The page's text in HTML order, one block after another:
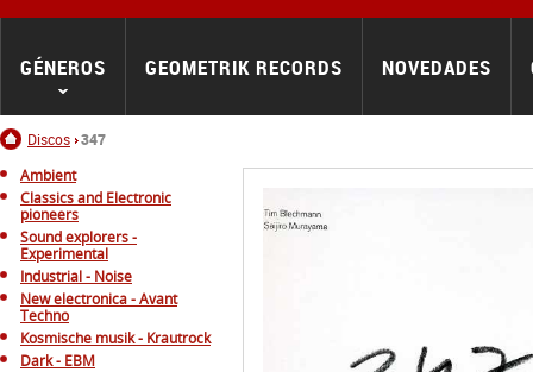
Inicio
Discos 347
GÉNEROS GEOMETRIK RECORDS NOVEDADES
Ambient
Classics and Electronic
pioneers
Sound explorers -
Experimental
Industrial - Noise
New electronica - Avant
Techno
Kosmische musik - Krautrock
Dark - EBM